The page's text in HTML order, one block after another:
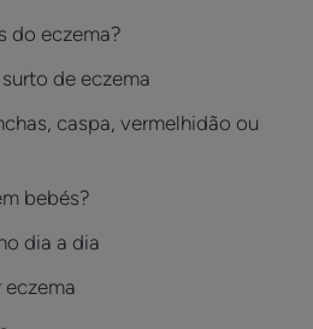
do eczema?
de eczema
caspa, vermelhidão ou
bebés?
dia a dia